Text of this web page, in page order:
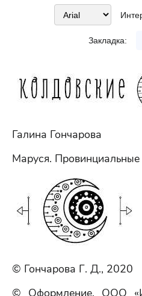
Закладка:
Галина Гончарова
Маруся. Провинциальные
© Гончарова Г. Д., 2020
© Оформление. ООО